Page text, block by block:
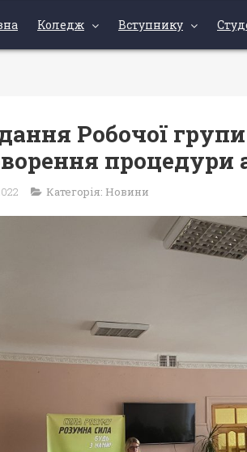
Коледж Вступнику
Робочої
процедури
Категорія: Новини